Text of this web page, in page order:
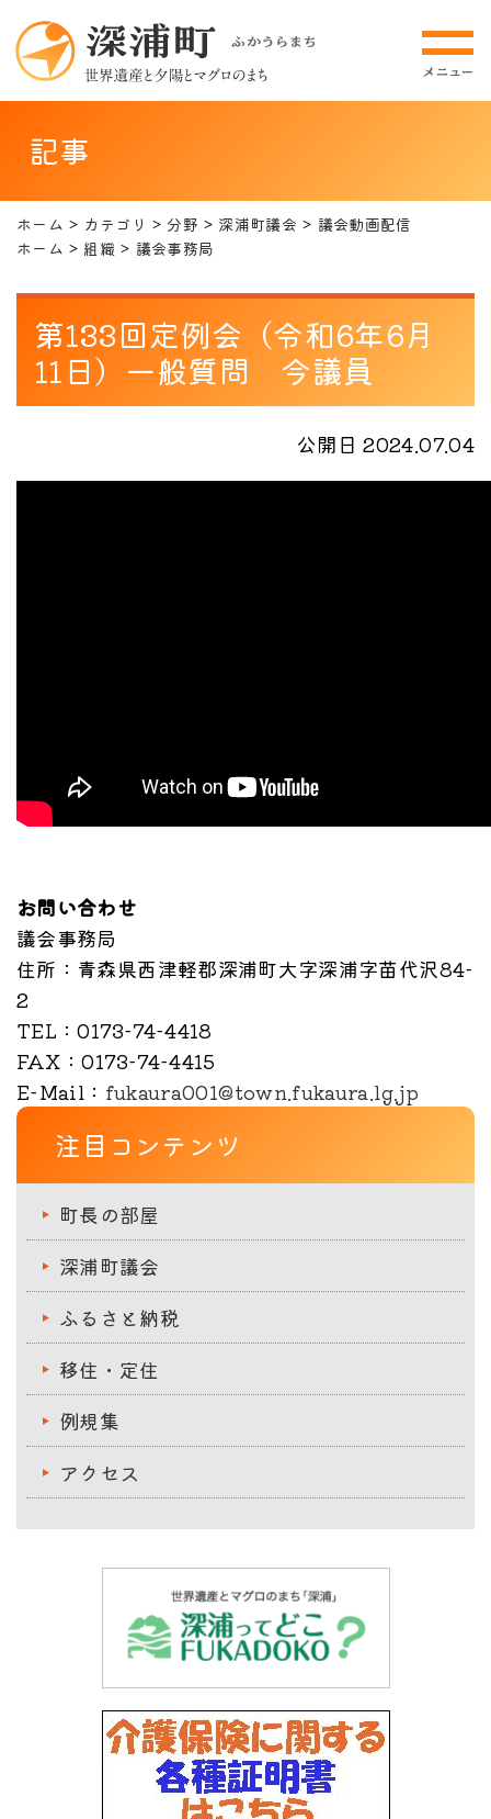
記事
ホーム カテゴリ 分野 深浦町議会
議会動画配信
ホーム
組織 議会事務局
第133回定例会（令和6年6月
11日）一般質問 今議員
公開日 2024.07.04
お問い合わせ
議会事務局
住所 ：青森県西津軽郡深浦町大字深浦字苗代沢84-
2
TEL ：0173-74-4418
FAX ：0173-74-4415
E-Mail ： fukaura001@town.fukaura.lg.jp
注目コンテンツ
町長の部屋
深浦町議会
ふるさと納税
移住・定住
例規集
アクセス